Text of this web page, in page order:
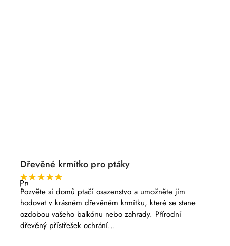
Dřevěné krmítko pro ptáky
Průměrné
hodnocení
produktu
je
5,0
z
5
hvězdiček.
Pozvěte si domů ptačí osazenstvo a umožněte jim
hodovat v krásném dřevěném krmítku, které se stane
ozdobou vašeho balkónu nebo zahrady. Přírodní
dřevěný přístřešek ochrání...